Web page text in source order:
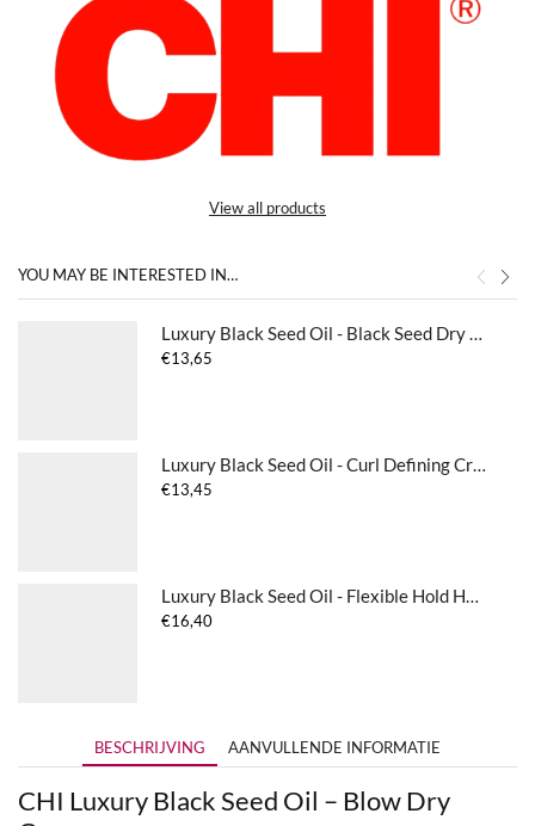
View all products
YOU MAY BE INTERESTED IN…
Luxury Black Seed Oil - Black Seed Dry Oil
€13,65
Luxury Black Seed Oil - Curl Defining Cream Gel
€13,45
Luxury Black Seed Oil - Flexible Hold Hair Spray
€16,40
BESCHRIJVING AANVULLENDE INFORMATIE
CHI Luxury Black Seed Oil – Blow Dry